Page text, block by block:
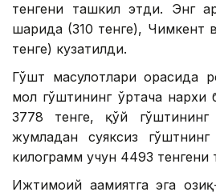
тенгени ташкил этди. Энг
шаҳрида (310 тенге), Чимкент
тенге) кузатилди.
Гўшт маҳсулотлари орасида
мол гўштининг ўртача нархи
3778 тенге, қўй
жумладан суяксиз
килограмм учун 4493 тенгени
Ижтимоий аҳамиятга эга